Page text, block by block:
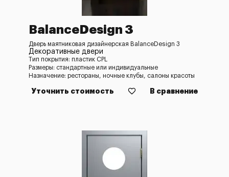
BalanceDesign 3
Дверь маятниковая дизайнерская BalanceDesign 3
Декоративные двери
Тип покрытия: пластик CPL
Размеры: стандартные или индивидуальные
Назначение: рестораны, ночные клубы, салоны красоты
Уточнить стоимость В сравнение